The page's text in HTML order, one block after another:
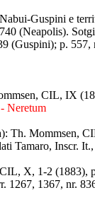
Guspini e
(Neapolis).
(Guspini); p.
CIL, IX
Neretum
Th. Mommsen,
Tamaro, Inscr.
X, 1-2
1267, 1367, nr.